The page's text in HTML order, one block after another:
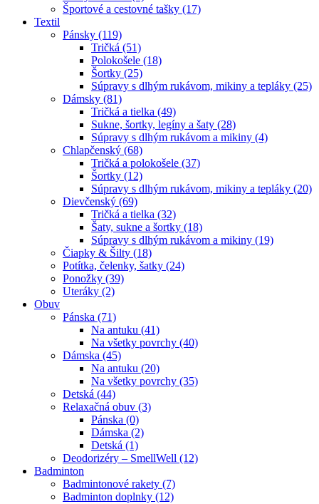
Športové a cestovné tašky (17)
Textil
Pánsky (119)
Tričká (51)
Polokošele (18)
Šortky (25)
Súpravy s dlhým rukávom, mikiny a tepláky (25)
Dámsky (81)
Tričká a tielka (49)
Sukne, šortky, legíny a šaty (28)
Súpravy s dlhým rukávom a mikiny (4)
Chlapčenský (68)
Tričká a polokošele (37)
Šortky (12)
Súpravy s dlhým rukávom, mikiny a tepláky (20)
Dievčenský (69)
Tričká a tielka (32)
Šaty, sukne a šortky (18)
Súpravy s dlhým rukávom a mikiny (19)
Čiapky & Šilty (18)
Potítka, čelenky, šatky (24)
Ponožky (39)
Uteráky (2)
Obuv
Pánska (71)
Na antuku (41)
Na všetky povrchy (40)
Dámska (45)
Na antuku (20)
Na všetky povrchy (35)
Detská (44)
Relaxačná obuv (3)
Pánska (0)
Dámska (2)
Detská (1)
Deodorizéry – SmellWell (12)
Badminton
Badmintonové rakety (7)
Badminton doplnky (12)